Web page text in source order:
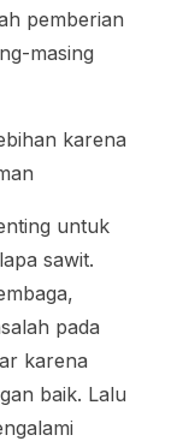
pemberian
masing
karena
untuk
sawit.
pada
karena
baik. Lalu